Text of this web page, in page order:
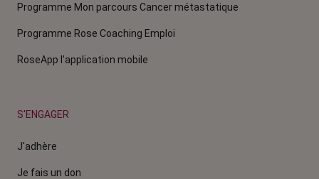
Programme Mon parcours Cancer métastatique
Programme Rose Coaching Emploi
RoseApp l’application mobile
S'ENGAGER
J'adhère
Je fais un don